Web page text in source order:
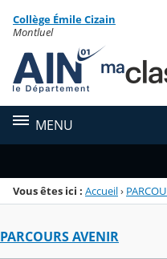
Menu de la rubrique
Contenu
Collège Émile Cizain
Montluel
MENU
Vous êtes ici : Accueil›
PARCOURS AVENIR